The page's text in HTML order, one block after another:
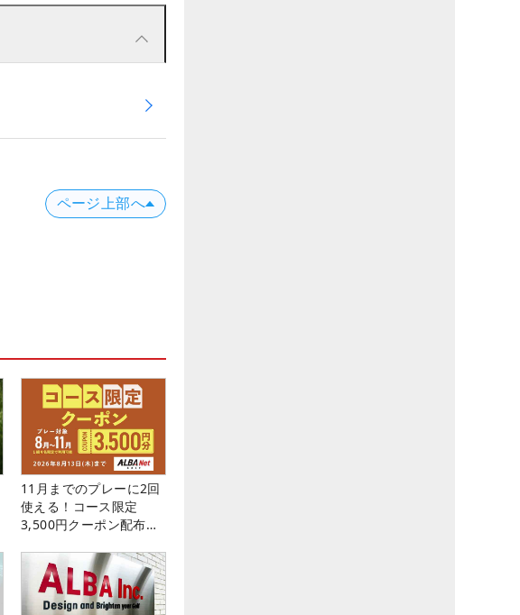
ページ上部へ
11月までのプレーに2回
使える！コース限定
3,500円クーポン配布